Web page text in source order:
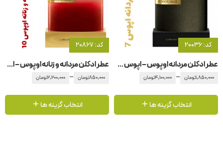
کد: 20036
عطر ادکلن مردانه اوپوس – اپوس 7 آمواج – آمواژ
1,850,000تومان –
4,100,000تومان
انتخاب گزینه ها
کد: 20867
عطر ادکلن مردانه و زنانه اوپوس – اپوس ۱0 آمواج – آمواژ
850,000تومان –
2,200,000تومان
انتخاب گزینه ها